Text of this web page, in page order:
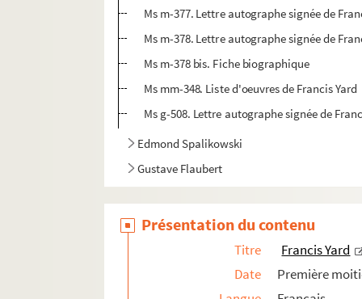
Ms m-377. Lettre autographe signée de
Ms m-378. Lettre autographe signée de
Ms m-378 bis. Fiche biographique
Ms mm-348. Liste d'oeuvres de Francis Yard
Ms g-508. Lettre autographe signée de
Edmond Spalikowski
Gustave Flaubert
Présentation du contenu
Titre
Francis Yard
Date
Première